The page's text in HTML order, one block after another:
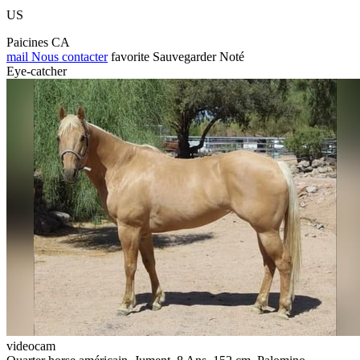
US
Paicines CA
mail Nous contacter favorite Sauvegarder Noté
Eye-catcher
videocam